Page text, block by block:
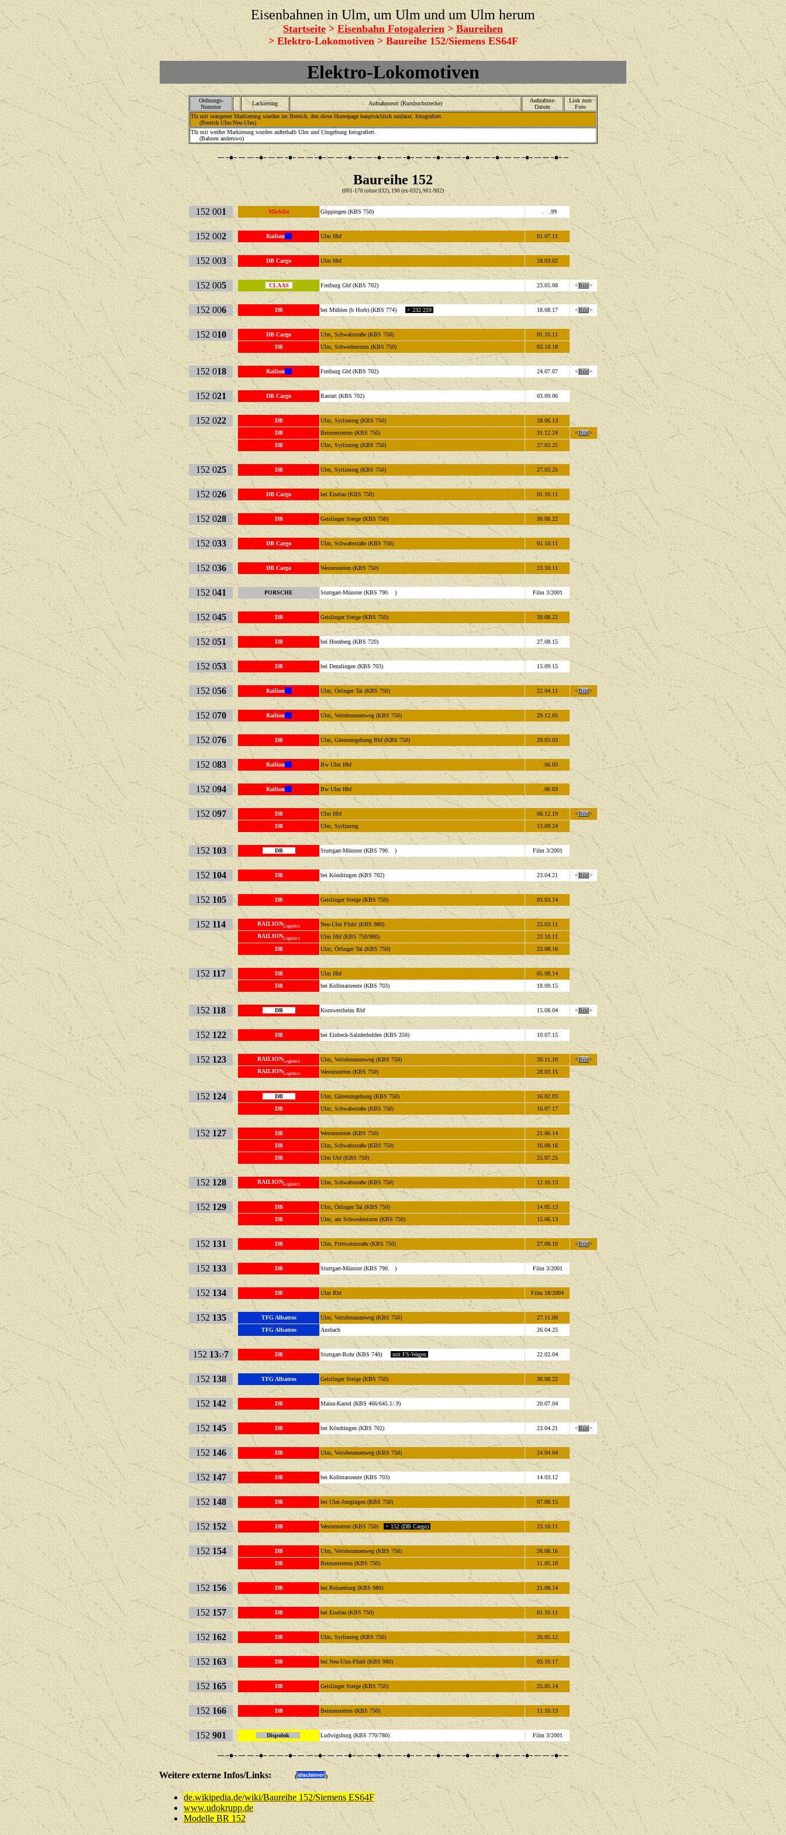
Eisenbahnen in Ulm, um Ulm und um Ulm herum
Startseite> Eisenbahn Fotogalerien>Baureihen
> Elektro-Lokomotiven > Baureihe 152/Siemens ES64F
Elektro-Lokomotiven
Ordnungs-
Nummer
Lackierung Aufnahmeort (Kursbuchstrecke)
Aufnahme-
Datum
Link zum
Foto
Tfz mit orangener Markierung wurden im Bereich, den diese Homepage hauptsächlich umfasst, fotografiert.
(Bereich Ulm/Neu-Ulm)
Tfz mit weißer Markierung wurden außerhalb Ulm und Umgebung fotografiert.
(Bahnen anderswo)
Baureihe 152
(001-170 (ohne 032), 190 (ex-032), 901-902)
152 001 Märklin Göppingen (KBS 750) . .99
152 002 Railion Ulm Hbf 01.07.11
152 003 DB Cargo Ulm Hbf 28.03.02
152 005 CLAAS Freiburg Gbf (KBS 702) 23.05.08 <Bild>
152 006 DB bei Mühlen (b Horb) (KBS 774) + 232 259 18.08.17 <Bild>
152 010 DB Cargo Ulm, Schwabstraße (KBS 750)
01.10.11
DB
Ulm, Schwedenturm (KBS 750) 03.10.18
152 018 Railion Freiburg Gbf (KBS 702) 24.07.07 <Bild>
152 021 DB Cargo Rastatt (KBS 702) 03.09.06
152 022 DB Ulm, Syrlinsteg (KBS 750)
28.06.13
DB
Beimerstetten (KBS 750) 31.12.24 <Bild>
DB
Ulm, Syrlinsteg (KBS 750) 27.03.25
152 025 DB Ulm, Syrlinsteg (KBS 750) 27.03.25
152 026 DB Cargo bei Eiselau (KBS 750) 01.10.11
152 028 DB Geislinger Steige (KBS 750) 30.08.22
152 033 DB Cargo Ulm, Schwabstraße (KBS 750) 01.10.11
152 036 DB Cargo Westerstetten (KBS 750) 23.10.11
152 041 PORSCHE Stuttgart-Münster (KBS 790. ) Film 3/2001
152 045 DB Geislinger Steige (KBS 750) 30.08.22
152 051 DB bei Hornberg (KBS 720) 27.08.15
152 053 DB bei Denzlingen (KBS 703) 15.09.15
152 056 Railion Ulm, Örlinger Tal (KBS 750) 22.04.11 <Bild>
152 070 Railion Ulm, Veitsbrunnenweg (KBS 750) 29.12.05
152 076 DB Ulm, Güterumgehung Rbf (KBS 750) 29.03.03
152 083 Railion Bw Ulm Hbf .06.03
152 094 Railion Bw Ulm Hbf .06.03
152 097 DB Ulm Hbf 08.12.19 <Bild>
DB
Ulm, Syrlinsteg 13.09.24
152 103 DB Stuttgart-Münster (KBS 790. ) Film 3/2001
152 104 DB bei Köndringen (KBS 702) 23.04.21 <Bild>
152 105 DB Geislinger Steige (KBS 750) 03.03.14
152 114 RAILIONLogistics Neu-Ulm Pfuhl (KBS 980)
25.03.11
RAILIONLogistics Ulm Hbf (KBS 750/980)
23.10.11
DB
Ulm, Örlinger Tal (KBS 750) 23.08.16
152 117 DB Ulm Hbf
05.08.14
DB
bei Kollmarsreute (KBS 703) 18.09.15
152 118 DB Kornwestheim Rbf 15.08.04 <Bild>
152 122 DB bei Einbeck-Salzderhelden (KBS 350) 10.07.15
152 123 RAILIONLogistics Ulm, Veitsbrunnenweg (KBS 750) 20.11.10 <Bild>
RAILIONLogistics Westerstetten (KBS 750) 28.03.15
152 124 DB Ulm, Güterumgehung (KBS 750)
16.02.03
DB
Ulm, Schwabstraße (KBS 750) 16.07.17
152 127 DB Westerstetten (KBS 750)
21.06.14
DB
Ulm, Schwabstraße (KBS 750)
16.08.16
DB
Ulm Ubf (KBS 750) 25.07.25
152 128 RAILIONLogistics Ulm, Schwabstraße (KBS 750) 12.10.13
152 129 DB Ulm, Örlinger Tal (KBS 750)
14.05.13
DB
Ulm, am Schwedenturm (KBS 750) 15.06.13
152 131 DB Ulm, Prittwitzstraße (KBS 750) 27.08.10 <Bild>
152 133 DB Stuttgart-Münster (KBS 790. ) Film 3/2001
152 134 DB Ulm Rbf Film 18/2004
152 135 TFG Albatros Ulm, Veitsbrunnenweg (KBS 750)
27.11.09
TFG Albatros
Ansbach 26.04.25
152 135?7 DB Stuttgart-Rohr (KBS 740) mit FS-Wagen 22.02.04
152 138 TFG Albatros Geislinger Steige (KBS 750) 30.08.22
152 142 DB Mainz-Kastel (KBS 466/645.1/.9) 20.07.04
152 145 DB bei Köndringen (KBS 702) 23.04.21 <Bild>
152 146 DB Ulm, Veitsbrunnenweg (KBS 750) 24.04.04
152 147 DB bei Kollmarsreute (KBS 703) 14.03.12
152 148 DB bei Ulm-Jungingen (KBS 750) 07.08.15
152 152 DB Westerstetten (KBS 750) + 152 (DB Cargo) 23.10.11
152 154 DB Ulm, Veitsbrunnenweg (KBS 750)
26.08.16
DB
Beimerstetten (KBS 750) 11.05.18
152 156 DB bei Reisenburg (KBS 980) 21.08.14
152 157 DB bei Eiselau (KBS 750) 01.10.11
152 162 DB Ulm, Syrlinsteg (KBS 750) 26.05.12
152 163 DB bei Neu-Ulm-Pfuhl (KBS 980) 03.10.17
152 165 DB Geislinger Steige (KBS 750) 25.05.14
152 166 DB Beimerstetten (KBS 750) 11.10.13
152 901 Dispolok Ludwigsburg (KBS 770/780) Film 3/2001
Weitere externe Infos/Links: ( )
de.wikipedia.de/wiki/Baureihe 152/Siemens ES64F
www.udokrupp.de
Modelle BR 152